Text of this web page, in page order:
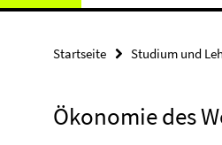
Startseite Studium und
Ökonomie des